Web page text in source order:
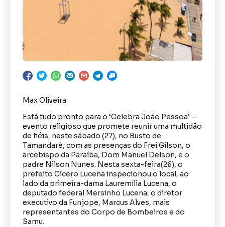
Max Oliveira
Está tudo pronto para o ‘Celebra João Pessoa’ –
evento religioso que promete reunir uma multidão
de fiéis, neste sábado (27), no Busto de
Tamandaré, com as presenças do Frei Gilson, o
arcebispo da Paraíba, Dom Manuel Delson, e o
padre Nilson Nunes. Nesta sexta-feira(26), o
prefeito Cícero Lucena inspecionou o local, ao
lado da primeira-dama Lauremília Lucena, o
deputado federal Mersinho Lucena, o diretor
executivo da Funjope, Marcus Alves, mais
representantes do Corpo de Bombeiros e do
Samu.